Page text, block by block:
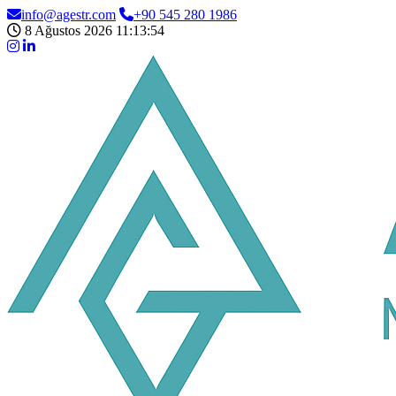
info@agestr.com
+90 545 280 1986
8 Ağustos 2026 11:13:55